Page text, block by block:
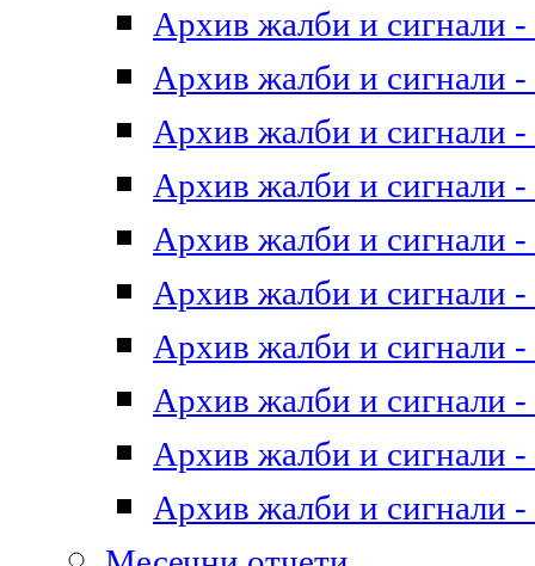
Архив жалби и сигнали -
Архив жалби и сигнали -
Архив жалби и сигнали -
Архив жалби и сигнали -
Архив жалби и сигнали -
Архив жалби и сигнали -
Архив жалби и сигнали -
Архив жалби и сигнали -
Архив жалби и сигнали -
Архив жалби и сигнали -